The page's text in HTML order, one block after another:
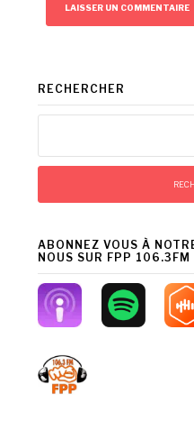
RECHERCHER
ABONNEZ VOUS À
NOUS SUR FPP 106.3FM